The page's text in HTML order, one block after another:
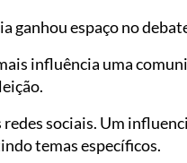
ganhou espaço no
influência uma
redes sociais. Um
temas específicos.